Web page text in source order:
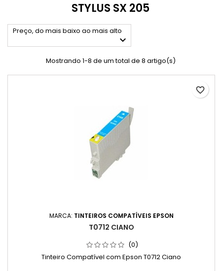
STYLUS SX 205
Preço, do mais baixo ao mais alto

Mostrando 1-8 de um total de 8 artigo(s)
MARCA: TINTEIROS COMPATÍVEIS EPSON
T0712 CIANO
(0)
Tinteiro Compatível com Epson T0712 Ciano
favorite_border